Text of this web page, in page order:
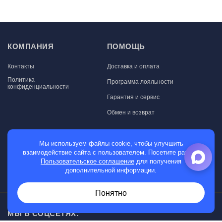
КОМПАНИЯ
Контакты
Политика
конфиденциальности
ПОМОЩЬ
Доставка и оплата
Программа лояльности
Гарантия и сервис
Обмен и возврат
МАГАЗИН
Мужские часы
МЫ В СОЦСЕТЯХ:
Мы используем файлы cookie, чтобы улучшить
взаимодействие сайта с пользователем. Посетите раздел
Пользовательское соглашение для получения
дополнительной информации.
Понятно